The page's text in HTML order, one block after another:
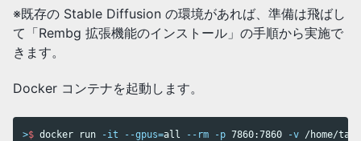
※既存の Stable Diffusion の環境があれば、準備は飛ばし
て「Rembg 拡張機能のインストール」の手順から実施で
きます。
Docker コンテナを起動します。
>$ docker run -it --gpus=all --rm -p 7860:7860 -v /home/